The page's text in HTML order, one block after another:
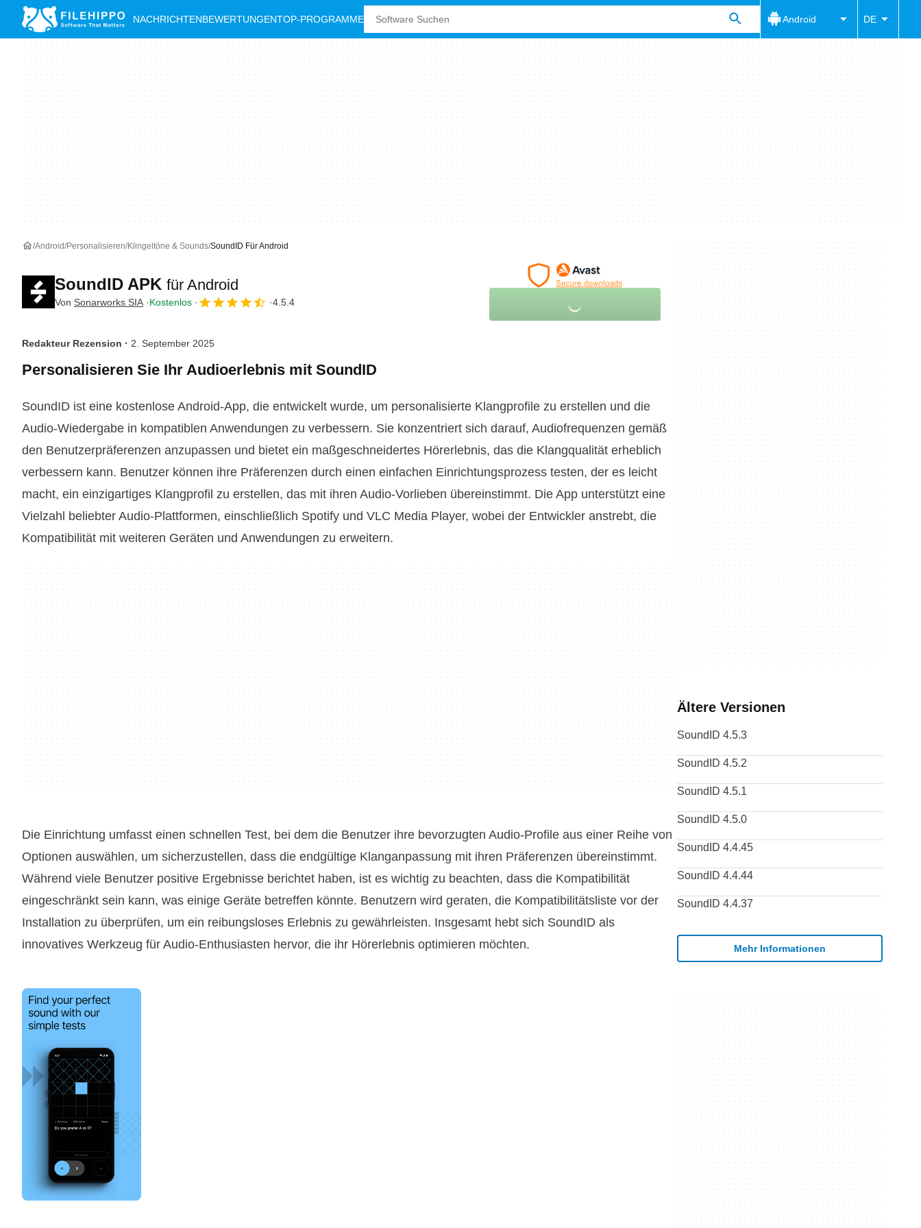
NACHRICHTENBEWERTUNGENTOP-PROGRAMME Android DE
Android Personalisieren Klingeltöne & Sounds SoundID Für Android
SoundID APK für Android
Von Sonarworks SIA Kostenlos 4.5.4
Redakteur Rezension · 2. September 2025
Personalisieren Sie Ihr Audioerlebnis mit SoundID
SoundID ist eine kostenlose Android-App, die entwickelt wurde, um personalisierte Klangprofile zu erstellen und die
Audio-Wiedergabe in kompatiblen Anwendungen zu verbessern. Sie konzentriert sich darauf, Audiofrequenzen gemäß
den Benutzerpräferenzen anzupassen und bietet ein maßgeschneidertes Hörerlebnis, das die Klangqualität erheblich
verbessern kann. Benutzer können ihre Präferenzen durch einen einfachen Einrichtungsprozess testen, der es leicht
macht, ein einzigartiges Klangprofil zu erstellen, das mit ihren Audio-Vorlieben übereinstimmt. Die App unterstützt eine
Vielzahl beliebter Audio-Plattformen, einschließlich Spotify und VLC Media Player, wobei der Entwickler anstrebt, die
Kompatibilität mit weiteren Geräten und Anwendungen zu erweitern.
Die Einrichtung umfasst einen schnellen Test, bei dem die Benutzer ihre bevorzugten Audio-Profile aus einer Reihe von
Optionen auswählen, um sicherzustellen, dass die endgültige Klanganpassung mit ihren Präferenzen übereinstimmt.
Während viele Benutzer positive Ergebnisse berichtet haben, ist es wichtig zu beachten, dass die Kompatibilität
eingeschränkt sein kann, was einige Geräte betreffen könnte. Benutzern wird geraten, die Kompatibilitätsliste vor der
Installation zu überprüfen, um ein reibungsloses Erlebnis zu gewährleisten. Insgesamt hebt sich SoundID als
innovatives Werkzeug für Audio-Enthusiasten hervor, die ihr Hörerlebnis optimieren möchten.
Ältere Versionen
SoundID 4.5.3
SoundID 4.5.2
SoundID 4.5.1
SoundID 4.5.0
SoundID 4.4.45
SoundID 4.4.44
SoundID 4.4.37
Mehr Informationen